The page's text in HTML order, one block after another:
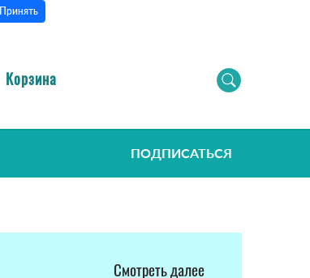
Принять
Корзина
ПОДПИСАТЬСЯ
Смотреть далее